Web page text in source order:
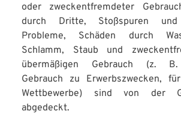
oder zweckentfremdeter
durch Dritte, Stoßspuren und
Probleme, Schäden durch
Schlamm, Staub und
übermäßigen Gebrauch (z. B.
Gebrauch zu Erwerbszwecken,
Wettbewerbe) sind von der
abgedeckt.